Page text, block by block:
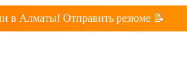
в Алматы! Отправить резюме 📝